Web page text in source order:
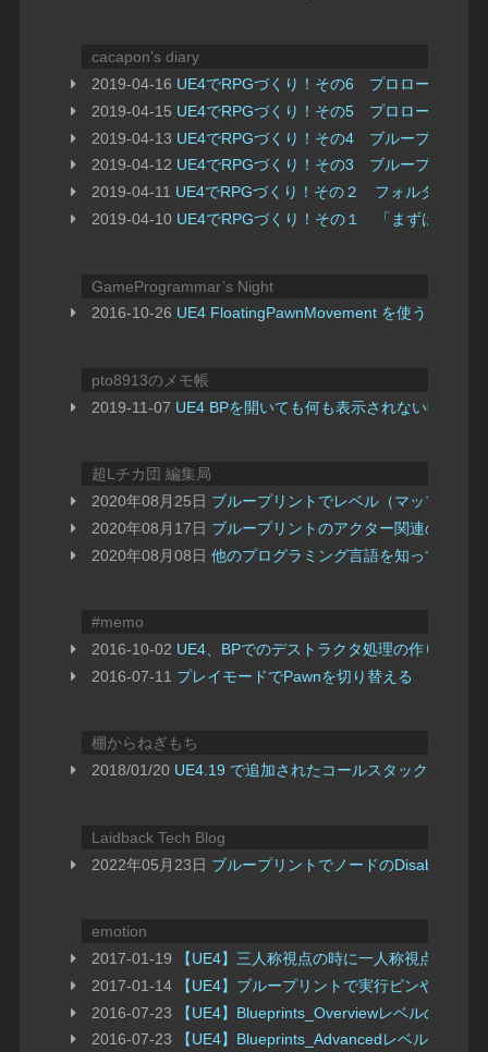
cacapon’s diary
2019-04-16 UE4でRPGづくり！その6 プロローグづく
2019-04-15 UE4でRPGづくり！その5 プロローグを作
2019-04-13 UE4でRPGづくり！その4 ブループリント
2019-04-12 UE4でRPGづくり！その3 ブループリント
2019-04-11 UE4でRPGづくり！その２ フォルダと空レ
2019-04-10 UE4でRPGづくり！その１ 「まずは画面が
GameProgrammar’s Night
2016-10-26 UE4 FloatingPawnMovement を使う
pto8913のメモ帳
2019-11-07 UE4 BPを開いても何も表示されない時
超Lチカ団 編集局
2020年08月25日 ブループリントでレベル（マップ）管
2020年08月17日 ブループリントのアクター関連の関数
2020年08月08日他のプログラミング言語を知っている
#memo
2016-10-02 UE4、BPでのデストラクタ処理の作り方
2016-07-11 プレイモードでPawnを切り替える
棚からねぎもち
2018/01/20 UE4.19 で追加されたコールスタック機能に
Laidback Tech Blog
2022年05月23日 ブループリントでノードのDisable(Do
emotion
2017-01-19
【UE4】三人称視点の時に一人称視点の腕を
2017-01-14
【UE4】ブループリントで実行ピンや処理
2016-07-23
【UE4】Blueprints_Overviewレベルのメモ
2016-07-23
【UE4】Blueprints_Advancedレベルのメモ